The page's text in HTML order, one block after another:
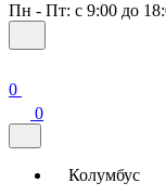
Пн - Пт: с 9:00 до
0
0
Колумбус